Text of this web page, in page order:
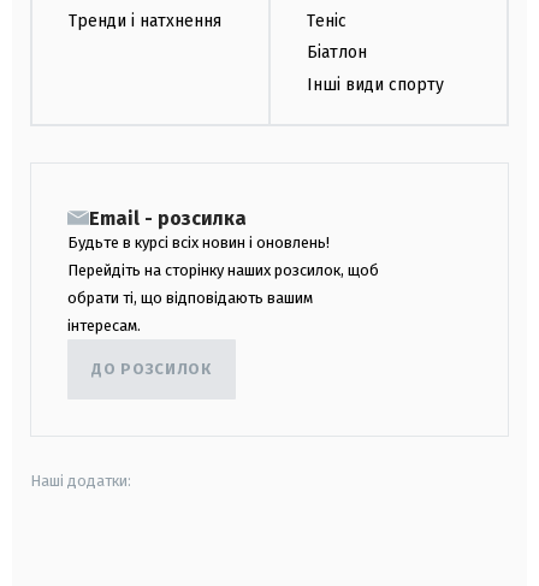
Тренди і натхнення
Теніс
Біатлон
Інші види спорту
Email - розсилка
Будьте в курсі всіх новин і оновлень!
Перейдіть на сторінку наших розсилок, щоб
обрати ті, що відповідають вашим
інтересам.
ДО РОЗСИЛОК
Наші додатки: